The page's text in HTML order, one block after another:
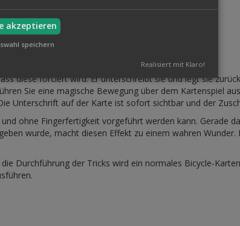
Effekt.
diese forciert wird. Er unterschreibt sie und legt sie
Sie eine magische Bewegung über dem Kartenspiel
Unterschrift auf der Karte ist sofort sichtbar und der
ohne Fingerfertigkeit vorgeführt werden kann. Gerade
wurde, macht diesen Effekt zu einem wahren
Durchführung der Tricks wird ein normales Bicycle-
akzeptieren
speichern
Realisiert mit Klaro!